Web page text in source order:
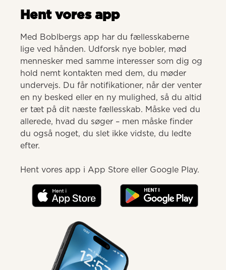
Hent vores app
Med Boblbergs app har du fællesskaberne
lige ved hånden. Udforsk nye bobler, mød
mennesker med samme interesser som dig og
hold nemt kontakten med dem, du møder
undervejs. Du får notifikationer, når der venter
en ny besked eller en ny mulighed, så du altid
er tæt på dit næste fællesskab. Måske ved du
allerede, hvad du søger – men måske finder
du også noget, du slet ikke vidste, du ledte
efter.
Hent vores app i App Store eller Google Play.